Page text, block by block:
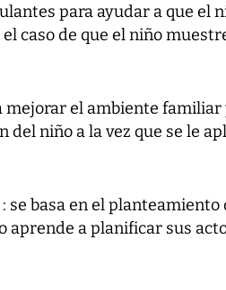
para ayudar a que el
caso de que el niño
el ambiente familiar
niño a la vez que se le
se basa en el planteamiento
aprende a planificar sus